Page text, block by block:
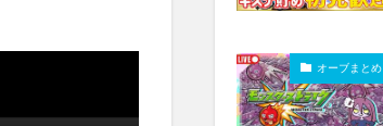
オーブまとめ